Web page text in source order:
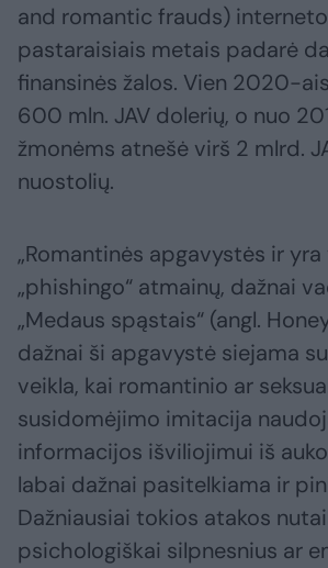
and romantic frauds)
pastaraisiais metais padarė
finansinės žalos. Vien 2020-
600 mln. JAV dolerių, o nuo
žmonėms atnešė virš 2 mlrd.
nuostolių.
„Romantinės apgavystės ir yra
„phishingo“ atmainų, dažnai
„Medaus spąstais“ (angl.
dažnai ši apgavystė siejama
veikla, kai romantinio ar
susidomėjimo imitacija
informacijos išviliojimui iš
labai dažnai pasitelkiama ir
Dažniausiai tokios atakos
psichologiškai silpnesnius ar